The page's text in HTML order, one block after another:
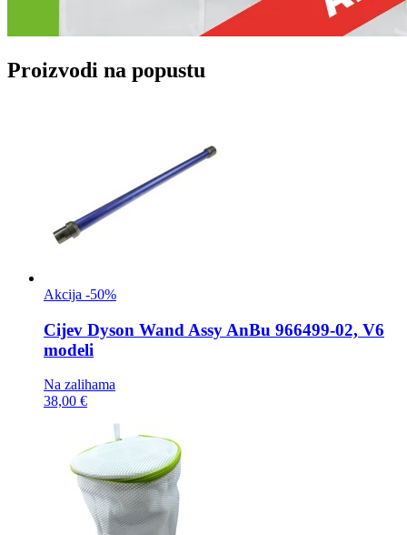
Proizvodi na popustu
Akcija -50%
Cijev Dyson Wand Assy AnBu 966499-02, V6
modeli
Na zalihama
38,00 €